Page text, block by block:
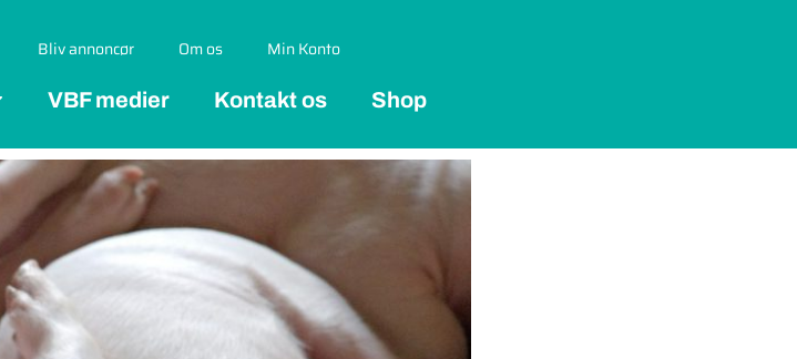
Bliv annoncør Om os Min Konto
VBF medier Kontakt os Shop